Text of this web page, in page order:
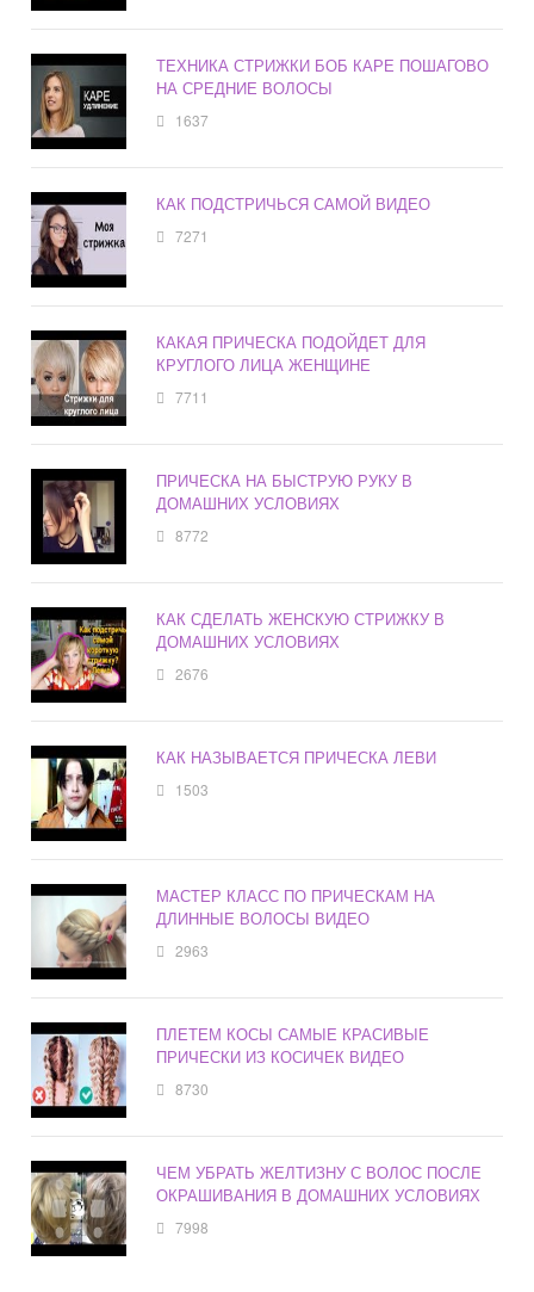
ТЕХНИКА СТРИЖКИ БОБ КАРЕ ПОШАГОВО
НА СРЕДНИЕ ВОЛОСЫ
1637
КАК ПОДСТРИЧЬСЯ САМОЙ ВИДЕО
7271
КАКАЯ ПРИЧЕСКА ПОДОЙДЕТ ДЛЯ
КРУГЛОГО ЛИЦА ЖЕНЩИНЕ
7711
ПРИЧЕСКА НА БЫСТРУЮ РУКУ В
ДОМАШНИХ УСЛОВИЯХ
8772
КАК СДЕЛАТЬ ЖЕНСКУЮ СТРИЖКУ В
ДОМАШНИХ УСЛОВИЯХ
2676
КАК НАЗЫВАЕТСЯ ПРИЧЕСКА ЛЕВИ
1503
МАСТЕР КЛАСС ПО ПРИЧЕСКАМ НА
ДЛИННЫЕ ВОЛОСЫ ВИДЕО
2963
ПЛЕТЕМ КОСЫ САМЫЕ КРАСИВЫЕ
ПРИЧЕСКИ ИЗ КОСИЧЕК ВИДЕО
8730
ЧЕМ УБРАТЬ ЖЕЛТИЗНУ С ВОЛОС ПОСЛЕ
ОКРАШИВАНИЯ В ДОМАШНИХ УСЛОВИЯХ
7998